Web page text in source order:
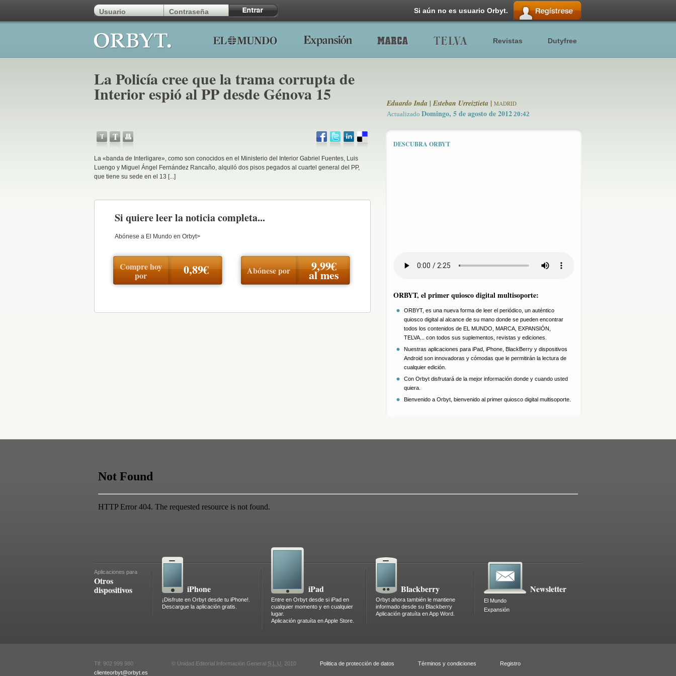
Revistas Dutyfree
Si aún no es usuario Orbyt.
La Policía cree que la trama corrupta de
Interior espió al PP desde Génova 15 Eduardo Inda | Esteban Urreiztieta | MADRID
Actualizado Domingo, 5 de agosto de 2012 20:42
La «banda de Interligare», como son conocidos en el Ministerio del Interior Gabriel Fuentes, Luis
Luengo y Miguel Ángel Fernández Rancaño, alquiló dos pisos pegados al cuartel general del PP,
que tiene su sede en el 13 [...]
Si quiere leer la noticia completa...
Abónese a El Mundo en Orbyt>
Compre hoy
por 0,89€ Abónese por 9,99€
al mes
DESCUBRA ORBYT
ORBYT, el primer quiosco digital multisoporte:
ORBYT, es una nueva forma de leer el periódico, un auténtico
quiosco digital al alcance de su mano donde se pueden encontrar
todos los contenidos de EL MUNDO, MARCA, EXPANSIÓN,
TELVA... con todos sus suplementos, revistas y ediciones.
Nuestras aplicaciones para iPad, iPhone, BlackBerry y dispositivos
Android son innovadoras y cómodas que le permitirán la lectura de
cualquier edición.
Con Orbyt disfrutará de la mejor información donde y cuando usted
quiera.
Bienvenido a Orbyt, bienvenido al primer quiosco digital multisoporte.
Aplicaciones para
Otros
dispositivos iPhone
¡Disfrute en Orbyt desde tu iPhone!.
Descargue la aplicación gratis.
iPad
Entre en Orbyt desde si iPad en
cualquier momento y en cualquier
lugar.
Aplicación gratuíta en Apple Store.
Blackberry
Orbyt ahora también le mantiene
informado desde su Blackberry
Aplicación gratuíta en App Word.
Newsletter
El Mundo
Expansión
Tlf: 902 999 980
clienteorbyt@orbyt.es
© Unidad Editorial Información General S.L.U. 2010 Politica de protección de datos Términos y condiciones Registro